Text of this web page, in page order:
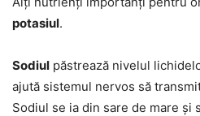
potasiul.
Sodiul păstrează nivelul
ajută sistemul nervos să
Sodiul se ia din sare de mare și